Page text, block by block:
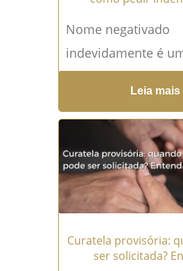
Nome negativado
indevidamente é
situações mais
que um
enfrentar. Muitas
descobrem o
quando tentam
Leia mais →
Leia mais
Curatela provisória:
ser solicitada?